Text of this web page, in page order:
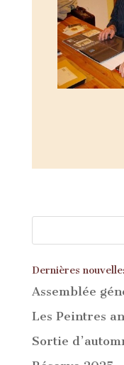
Dernières
Assemblée
Les Peintres
Sortie